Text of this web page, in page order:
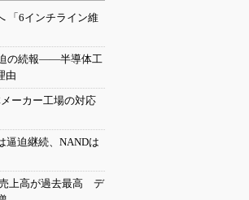
「6インチライン維
の続報――半導体工
由
ーカー工場の対応
迫継続、NANDは
上高が過去最高 デ